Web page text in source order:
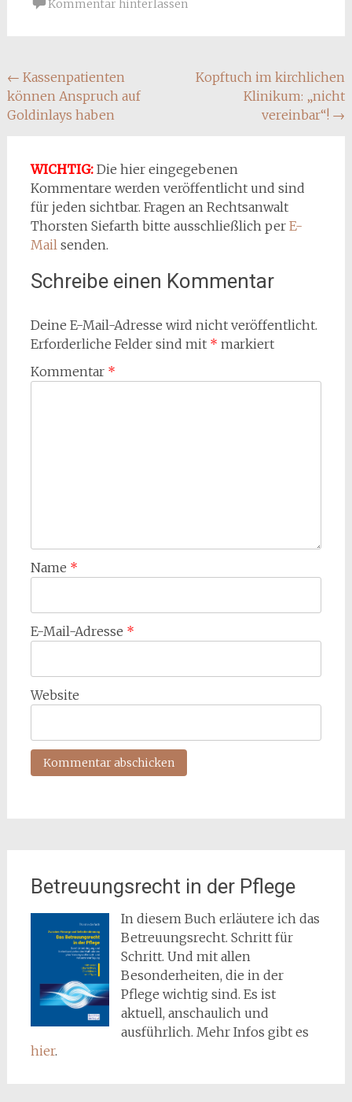
Kommentar hinterlassen
Beitragsnavigation
← Kassenpatienten
können Anspruch auf
Goldinlays haben
Kopftuch im kirchlichen
Klinikum: „nicht
vereinbar“! →
WICHTIG:Die hier eingegebenen
Kommentare werden veröffentlicht und sind
für jeden sichtbar. Fragen an Rechtsanwalt
Thorsten Siefarth bitte ausschließlich per E-
Mailsenden.
Schreibe einen Kommentar
Deine E-Mail-Adresse wird nicht veröffentlicht.
Erforderliche Felder sind mit * markiert
Kommentar *
Name *
E-Mail-Adresse *
Website
Betreuungsrecht in der Pflege
In diesem Buch erläutere ich das
Betreuungsrecht. Schritt für
Schritt. Und mit allen
Besonderheiten, die in der
Pflege wichtig sind. Es ist
aktuell, anschaulich und
ausführlich. Mehr Infos gibt es
hier.